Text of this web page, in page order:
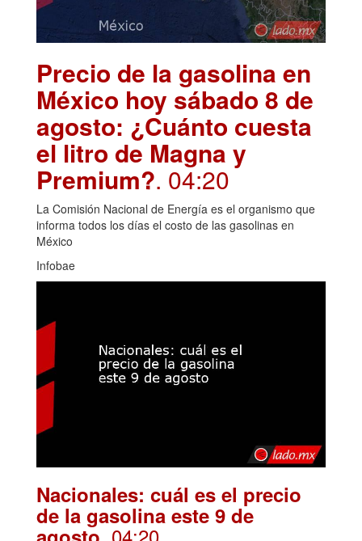
Precio de la gasolina en
México hoy sábado 8 de
agosto: ¿Cuánto cuesta
el litro de Magna y
Premium?. 04:20
La Comisión Nacional de Energía es el organismo que
informa todos los días el costo de las gasolinas en
México
Infobae
Nacionales: cuál es el precio
de la gasolina este 9 de